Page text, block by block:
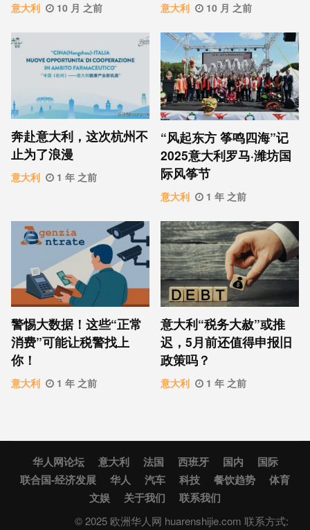
意大利 10 月 之前 意大利 10 月 之前
奔赴意大利，这次杭州不
止为了浪漫
意大利 1 年 之前
“风起东方 筝鸣四海”记
2025意大利罗马·潍坊国
际风筝节
意大利 1 年 之前
警惕大数据！这些“正常
消费”可能让税警找上
你！
意大利 1 年 之前
意大利“税务大赦”或推
迟，5月前还值得申报旧
政策吗？
意大利 1 年 之前
华人网论坛 意大利 法国 西班牙 国内
国际
联合国-经济发展
华人 汽车 科技 餐饮趋势
体育
文娱
关于我们 联系我们
© 2025 欧洲华人网 huarenshijie.com 联系方式: